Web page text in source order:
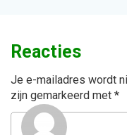
Reacties
Je e-mailadres wordt
zijn gemarkeerd met *